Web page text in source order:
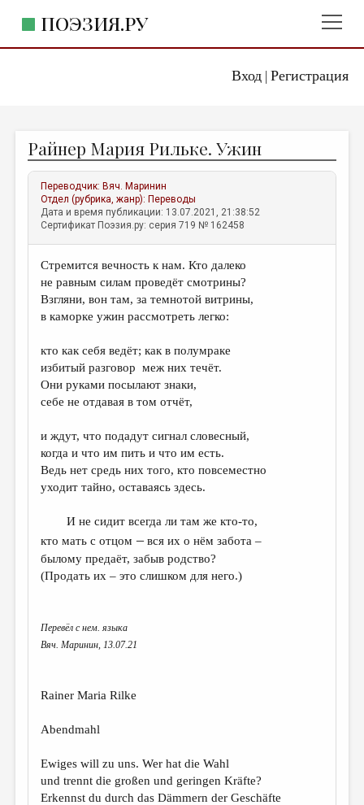
Вход| Регистрация
ПОЭЗИЯ.РУ
ЖАНРЫ
АВТОРЫ
КОММЕНТАРИИ
ЛИТСАЛОН
НОВОСТИ
ПРАВИЛА САЙТА
ИЗБРАННОЕ
ДАЙДЖЕСТ
ПЕРЕВОДЫ
КОНКУРСЫ
КНИЖНАЯ ПОЛКА
ОБЗОР ЛИТЕРАТУРЫ
СТРАНИЦЫ ПАМЯТИ
КОЛОНКА РЕДАКТОРА
МАЛАЯ ПРОЗА
ЭССЕИСТИКА
ЛИТЕРАТУРОВЕДЕНИЕ
Райнер Мария Рильке. Ужин
Переводчик: Вяч. Маринин
Отдел (рубрика, жанр): Переводы
Дата и время публикации: 13.07.2021, 21:38:52
Сертификат Поэзия.ру: серия 719 № 162458
Стремится вечность к нам. Кто далеко
не равным силам проведёт смотрины?
Взгляни, вон там, за темнотой витрины,
в каморке ужин рассмотреть легко:
кто как себя ведёт; как в полумраке
избитый разговор меж них течёт.
Они руками посылают знаки,
себе не отдавая в том отчёт,
и ждут, что подадут сигнал словесный,
когда и что им пить и что им есть.
Ведь нет средь них того, кто повсеместно
уходит тайно, оставаясь здесь.
И не сидит всегда ли там же кто-то,
кто мать с отцом –вся их о нём забота –
былому предаёт, забыв родство?
(Продать их – это слишком для него.)
Перевёл с нем. языка
Вяч. Маринин, 13.07.21
Rainer Maria Rilke
Abendmahl
Ewiges will zu uns. Wer hat die Wahl
und trennt die großen und geringen Kräfte?
Erkennst du durch das Dämmern der Geschäfte